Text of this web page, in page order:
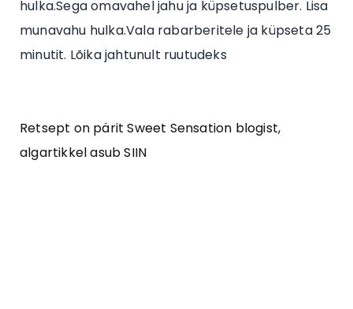
hulka.Sega omavahel jahu ja küpsetuspulber. Lisa
munavahu hulka.Vala rabarberitele ja küpseta 25
minutit. Lõika jahtunult ruutudeks
Retsept on pärit Sweet Sensation blogist,
algartikkel asub SIIN